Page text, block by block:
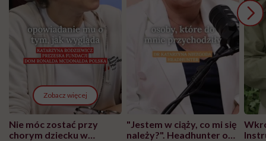
Zobacz więcej
Nie móc zostać przy
chorym dziecku w
"Jestem w ciąży, co mi się
należy?". Headhunter o